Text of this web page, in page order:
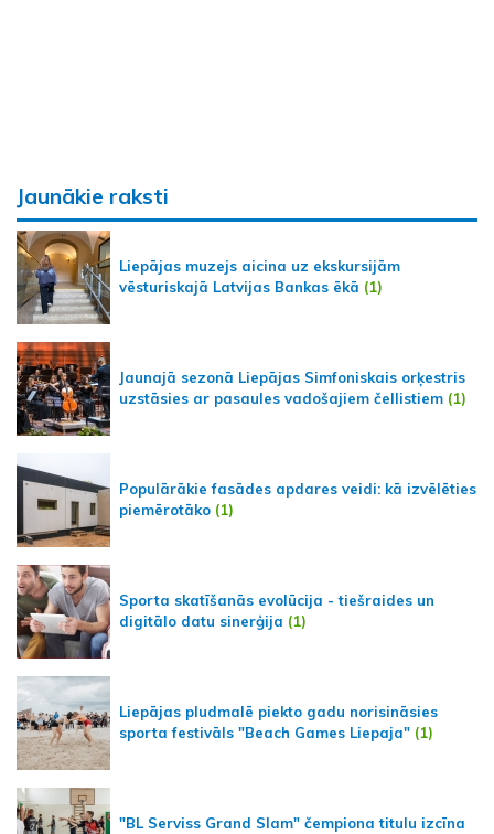
Jaunākie raksti
Liepājas muzejs aicina uz ekskursijām
vēsturiskajā Latvijas Bankas ēkā (1)
Jaunajā sezonā Liepājas Simfoniskais orķestris
uzstāsies ar pasaules vadošajiem čellistiem (1)
Populārākie fasādes apdares veidi: kā izvēlēties
piemērotāko (1)
Sporta skatīšanās evolūcija - tiešraides un
digitālo datu sinerģija (1)
Liepājas pludmalē piekto gadu norisināsies
sporta festivāls "Beach Games Liepaja" (1)
"BL Serviss Grand Slam" čempiona titulu izcīna